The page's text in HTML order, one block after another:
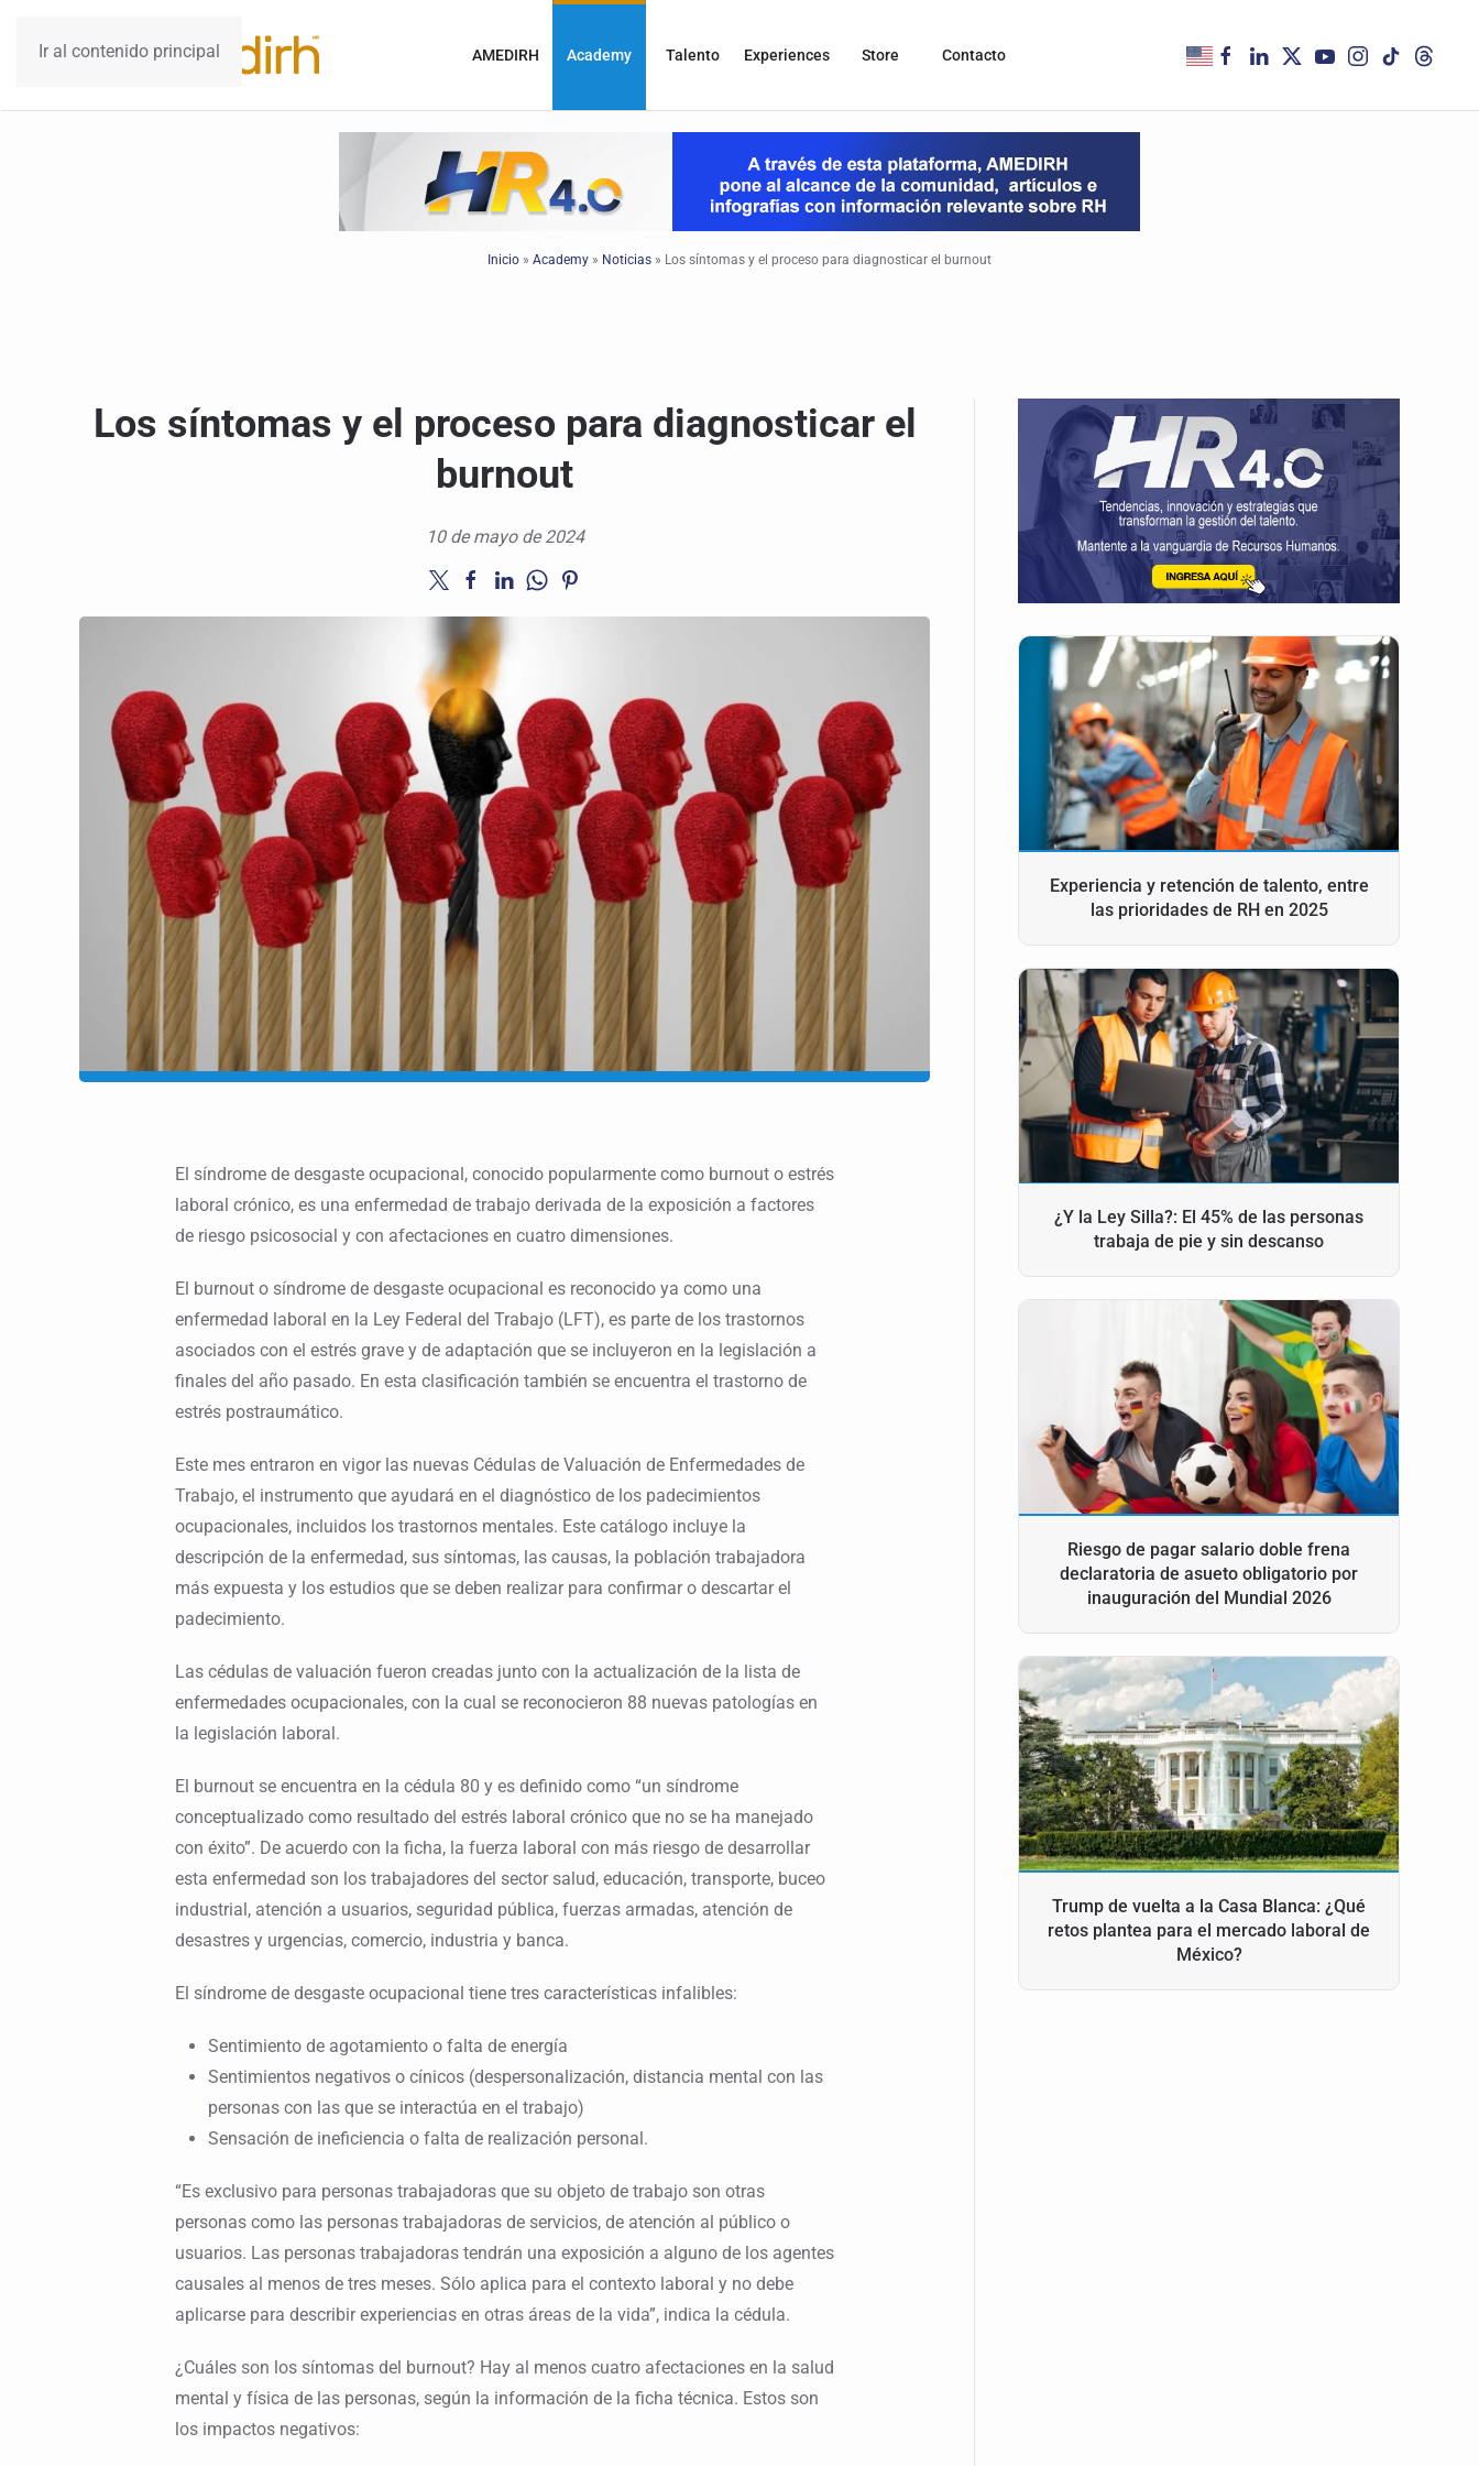
Ir al contenido principal AMEDIRH Academy Talento Experiences Store Contacto
Inicio » Academy » Noticias » Los síntomas y el proceso para diagnosticar el burnout
Los síntomas y el proceso para diagnosticar el
burnout
10 de mayo de 2024
El síndrome de desgaste ocupacional, conocido popularmente como burnout o estrés
laboral crónico, es una enfermedad de trabajo derivada de la exposición a factores
de riesgo psicosocial y con afectaciones en cuatro dimensiones.
El burnout o síndrome de desgaste ocupacional es reconocido ya como una
enfermedad laboral en la Ley Federal del Trabajo (LFT), es parte de los trastornos
asociados con el estrés grave y de adaptación que se incluyeron en la legislación a
finales del año pasado. En esta clasificación también se encuentra el trastorno de
estrés postraumático.
Este mes entraron en vigor las nuevas Cédulas de Valuación de Enfermedades de
Trabajo, el instrumento que ayudará en el diagnóstico de los padecimientos
ocupacionales, incluidos los trastornos mentales. Este catálogo incluye la
descripción de la enfermedad, sus síntomas, las causas, la población trabajadora
más expuesta y los estudios que se deben realizar para confirmar o descartar el
padecimiento.
Las cédulas de valuación fueron creadas junto con la actualización de la lista de
enfermedades ocupacionales, con la cual se reconocieron 88 nuevas patologías en
la legislación laboral.
El burnout se encuentra en la cédula 80 y es definido como “un síndrome
conceptualizado como resultado del estrés laboral crónico que no se ha manejado
con éxito”. De acuerdo con la ficha, la fuerza laboral con más riesgo de desarrollar
esta enfermedad son los trabajadores del sector salud, educación, transporte, buceo
industrial, atención a usuarios, seguridad pública, fuerzas armadas, atención de
desastres y urgencias, comercio, industria y banca.
El síndrome de desgaste ocupacional tiene tres características infalibles:
Sentimiento de agotamiento o falta de energía
Sentimientos negativos o cínicos (despersonalización, distancia mental con las
personas con las que se interactúa en el trabajo)
Sensación de ineficiencia o falta de realización personal.
“Es exclusivo para personas trabajadoras que su objeto de trabajo son otras
personas como las personas trabajadoras de servicios, de atención al público o
usuarios. Las personas trabajadoras tendrán una exposición a alguno de los agentes
causales al menos de tres meses. Sólo aplica para el contexto laboral y no debe
aplicarse para describir experiencias en otras áreas de la vida”, indica la cédula.
¿Cuáles son los síntomas del burnout? Hay al menos cuatro afectaciones en la salud
mental y física de las personas, según la información de la ficha técnica. Estos son
los impactos negativos:
Experiencia y retención de talento, entre
las prioridades de RH en 2025
¿Y la Ley Silla?: El 45% de las personas
trabaja de pie y sin descanso
Riesgo de pagar salario doble frena
declaratoria de asueto obligatorio por
inauguración del Mundial 2026
Trump de vuelta a la Casa Blanca: ¿Qué
retos plantea para el mercado laboral de
México?